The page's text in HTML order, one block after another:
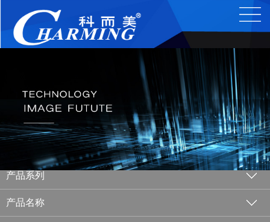
产品系列
产品名称